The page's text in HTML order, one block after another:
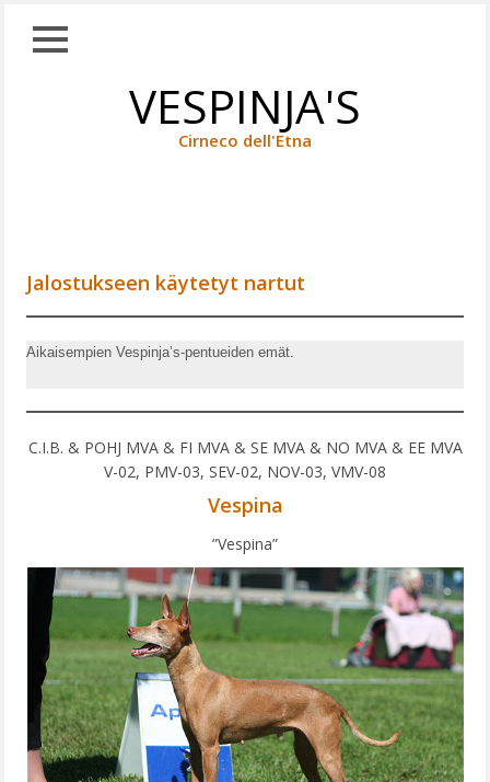
VESPINJA'S
Cirneco dell'Etna
Close
JALOSTUKSEEN
KÄYTETYT
TERVEYSTULOKSET
MUISTOISSA
PENTUEET
A-PENTUE
B-PENTUE
Jalostukseen käytetyt nartut
Aikaisempien Vespinja’s-pentueiden emät.
C.I.B. & POHJ MVA & FI MVA & SE MVA & NO MVA & EE MVA
V-02, PMV-03, SEV-02, NOV-03, VMV-08
Vespina
”Vespina”